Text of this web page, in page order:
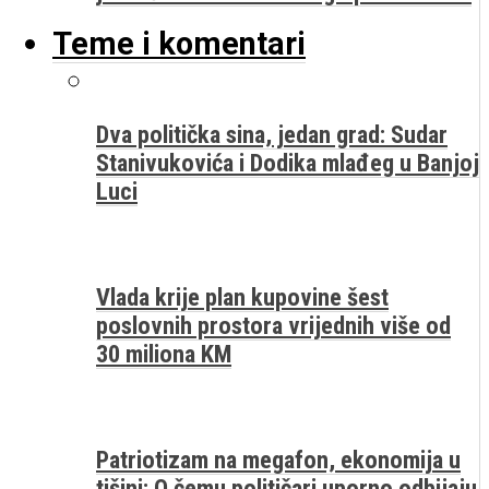
Teme i komentari
Dva politička sina, jedan grad: Sudar
Stanivukovića i Dodika mlađeg u Banjoj
Luci
Vlada krije plan kupovine šest
poslovnih prostora vrijednih više od
30 miliona KM
Patriotizam na megafon, ekonomija u